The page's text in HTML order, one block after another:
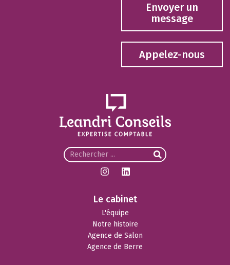
Envoyer un
message
Appelez-nous
Le cabinet
L'équipe
Notre histoire
Agence de Salon
Agence de Berre